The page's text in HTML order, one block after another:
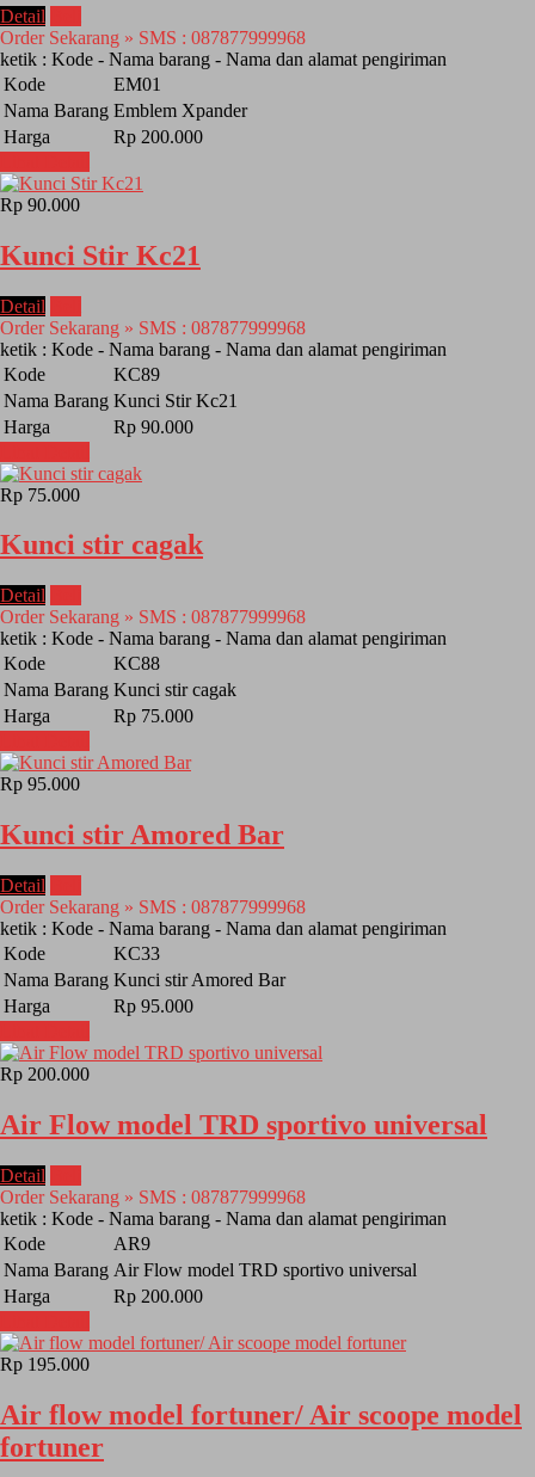
Detail
Order Sekarang » SMS : 087877999968
ketik : Kode - Nama barang - Nama dan alamat pengiriman
Kode
EM01
Nama Barang Emblem Xpander
Harga
Rp 200.000
Rp 90.000
Kunci Stir Kc21
Detail
Order Sekarang » SMS : 087877999968
ketik : Kode - Nama barang - Nama dan alamat pengiriman
Kode
KC89
Nama Barang Kunci Stir Kc21
Harga
Rp 90.000
Rp 75.000
Kunci stir cagak
Detail
Order Sekarang » SMS : 087877999968
ketik : Kode - Nama barang - Nama dan alamat pengiriman
Kode
KC88
Nama Barang Kunci stir cagak
Harga
Rp 75.000
Rp 95.000
Kunci stir Amored Bar
Detail
Order Sekarang » SMS : 087877999968
ketik : Kode - Nama barang - Nama dan alamat pengiriman
Kode
KC33
Nama Barang Kunci stir Amored Bar
Harga
Rp 95.000
Rp 200.000
Air Flow model TRD sportivo universal
Detail
Order Sekarang » SMS : 087877999968
ketik : Kode - Nama barang - Nama dan alamat pengiriman
Kode
AR9
Nama Barang Air Flow model TRD sportivo universal
Harga
Rp 200.000
Rp 195.000
Air flow model fortuner/ Air scoope model
fortuner